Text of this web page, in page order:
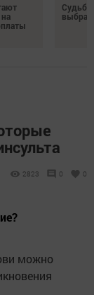
2823 0 0
можно